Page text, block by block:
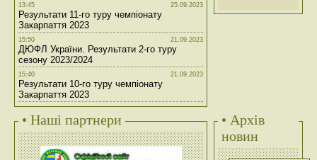
13:45 25.09.2023
Результати 11-го туру чемпіонату
Закарпаття 2023
15:50 21.09.2023
ДЮФЛ України. Результати 2-го туру
сезону 2023/2024
15:40 21.09.2023
Результати 10-го туру чемпіонату
Закарпаття 2023
• Наші партнери
• Архів
новин